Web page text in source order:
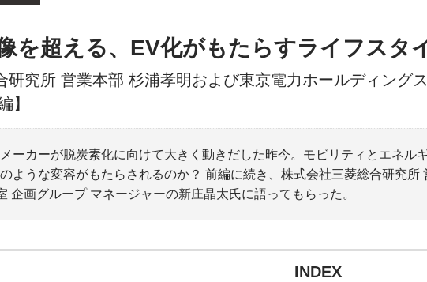
を超える、EV化がもたらすライフスタ
研究所 営業本部 杉浦孝明および東京電力ホールディング
】
ーカーが脱炭素化に向けて大きく動きだした昨今。モビリティとエネル
ような変容がもたらされるのか？ 前編に続き、株式会社三菱総合研究
企画グループ マネージャーの新庄晶太氏に語ってもらった。
INDEX